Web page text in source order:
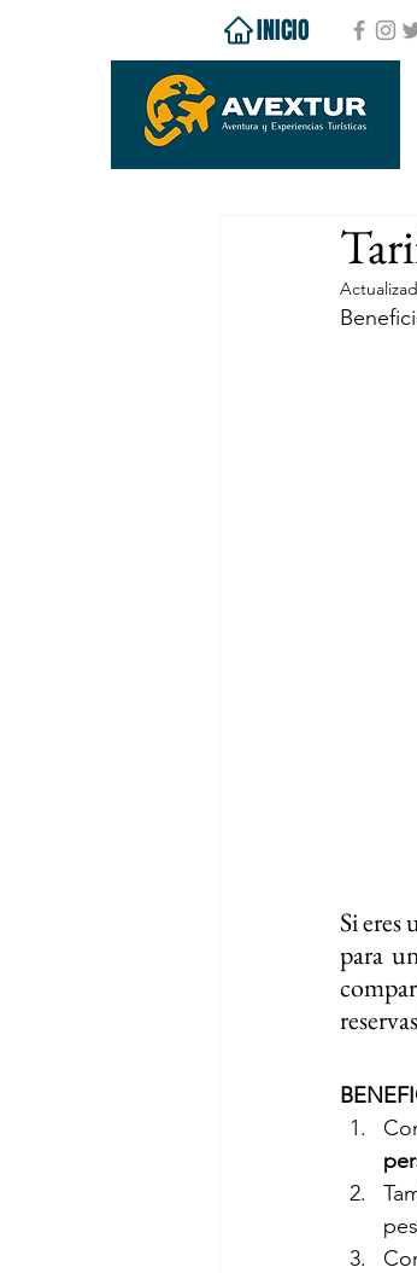
INICIO
Si eres
para